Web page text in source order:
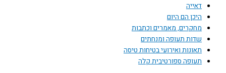
דאייה
היכן הם היום
מחקרים, מאמרים וכתבות
שדות תעופה ומנחתים
תאונות ואירועי בטיחות טיסה
תעופה ספורטיבית קלה